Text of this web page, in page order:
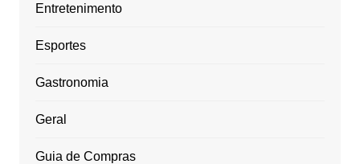
Entretenimento
Esportes
Gastronomia
Geral
Guia de Compras